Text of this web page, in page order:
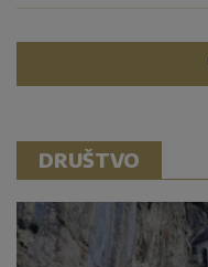
DRUŠTVO